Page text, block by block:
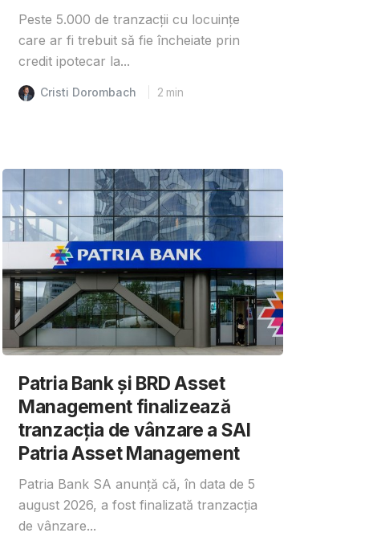
Peste 5.000 de tranzacții cu locuințe
care ar fi trebuit să fie încheiate prin
credit ipotecar la...
Cristi Dorombach 2 min
Patria Bank și BRD Asset
Management finalizează
tranzacția de vânzare a SAI
Patria Asset Management
Patria Bank SA anunță că, în data de 5
august 2026, a fost finalizată tranzacția
de vânzare...